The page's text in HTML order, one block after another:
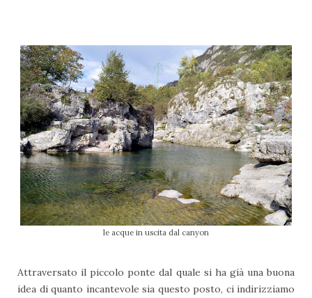
le acque in uscita dal canyon
Attraversato il piccolo ponte dal quale si ha già una buona
idea di quanto incantevole sia questo posto, ci indirizziamo